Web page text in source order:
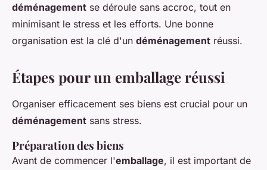
déménagement se déroule sans accroc, tout en
minimisant le stress et les efforts. Une bonne
organisation est la clé d'un déménagement réussi.
Étapes pour un emballage réussi
Organiser efficacement ses biens est crucial pour un
déménagement sans stress.
Préparation des biens
Avant de commencer l'emballage, il est important de